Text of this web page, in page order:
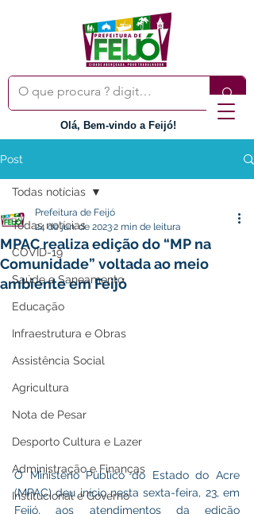
Olá, Bem-vindo a Feijó!
Post
Todas notícias
COVID-19
Saúde e Saneamento
Educação
Infraestrutura e Obras
Assistência Social
Agricultura
Nota de Pesar
Desporto Cultura e Lazer
Administração e Finanças
Institucional e Governo
Todas notícias
MPAC realiza edição do “MP na
Comunidade” voltada ao meio
ambiente em Feijó
Prefeitura de Feijó
24 de jun. de 20232 min de leitura
O Ministério Público do Estado do Acre
(MPAC) deu início nesta sexta-feira, 23, em
Feijó, aos atendimentos da edição